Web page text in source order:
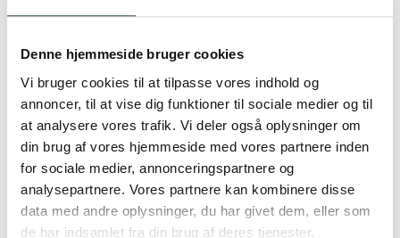
Denne hjemmeside bruger cookies
Vi bruger cookies til at tilpasse vores indhold og
annoncer, til at vise dig funktioner til sociale medier og til
at analysere vores trafik. Vi deler også oplysninger om
din brug af vores hjemmeside med vores partnere inden
for sociale medier, annonceringspartnere og
analysepartnere. Vores partnere kan kombinere disse
data med andre oplysninger, du har givet dem, eller som
de har indsamlet fra din brug af deres tjenester.
Hurtig levering (30 min. i Kbh)
Hurtigt leveringen via GLS, og DAO
Faste lave priser*
*Gælder ikke ernæringsprodukter.
Stort udvalg af kendte
produkter
Vi tilbyder et stort udvalg af kendte
cremer, vitaminer og andre spændende